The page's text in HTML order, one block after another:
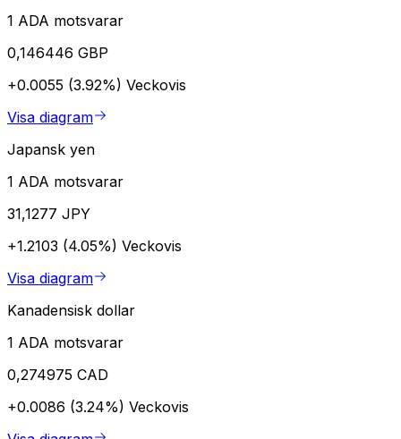
1 ADA motsvarar
0,146446 GBP
+0.0055 (3.92%) Veckovis
Visa diagram
Japansk yen
1 ADA motsvarar
31,1277 JPY
+1.2103 (4.05%) Veckovis
Visa diagram
Kanadensisk dollar
1 ADA motsvarar
0,274975 CAD
+0.0086 (3.24%) Veckovis